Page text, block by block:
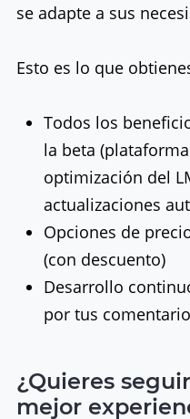
se adapte a sus
Esto es lo que
Todos los
la beta
optimización del
actualizaciones
Opciones de
(con descuento)
Desarrollo
por tus
¿Quieres
mejor